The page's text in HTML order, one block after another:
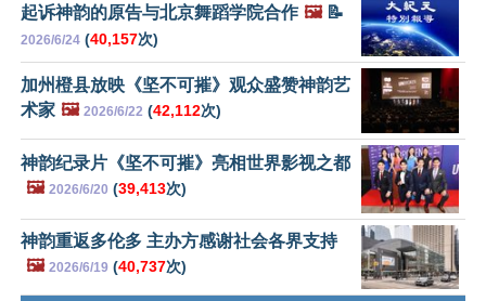
起诉神韵的原告与北京舞蹈学院合作 🖼️📝
2026/6/24 (40,157次)
加州橙县放映《坚不可摧》观众盛赞神韵艺
术家 🖼️ 2026/6/22 (42,112次)
神韵纪录片《坚不可摧》亮相世界影视之都
🖼️ 2026/6/20 (39,413次)
神韵重返多伦多 主办方感谢社会各界支持
🖼️ 2026/6/19 (40,737次)